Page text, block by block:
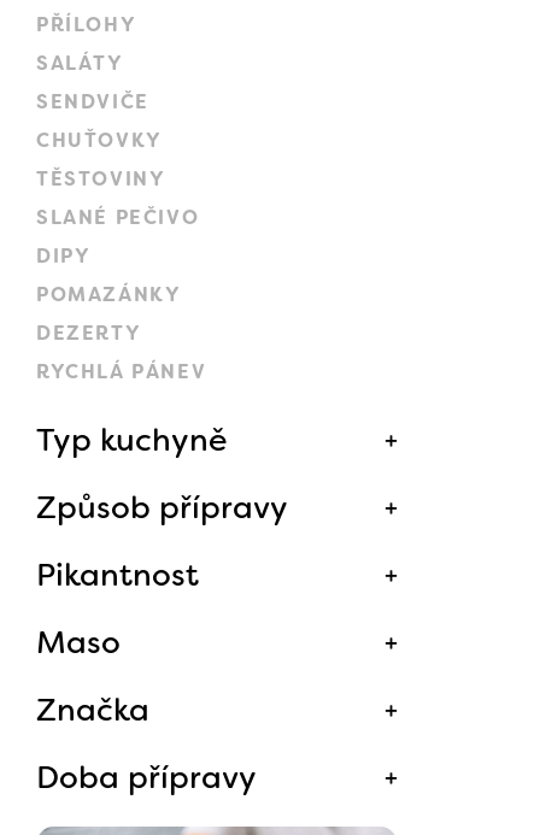
PŘÍLOHY
SALÁTY
SENDVIČE
CHUŤOVKY
TĚSTOVINY
SLANÉ PEČIVO
DIPY
POMAZÁNKY
DEZERTY
RYCHLÁ PÁNEV
Typ kuchyně
Způsob přípravy
Pikantnost
Maso
Značka
Doba přípravy